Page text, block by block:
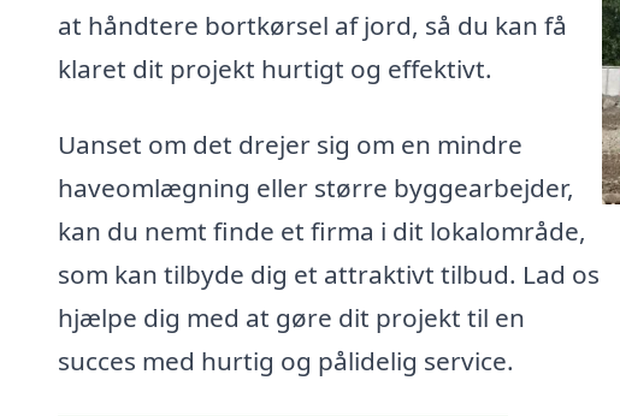
at håndtere bortkørsel af jord, så du kan få
klaret dit projekt hurtigt og effektivt.
Uanset om det drejer sig om en mindre
haveomlægning eller større byggearbejder,
kan du nemt finde et firma i dit lokalområde,
som kan tilbyde dig et attraktivt tilbud. Lad os
hjælpe dig med at gøre dit projekt til en
succes med hurtig og pålidelig service.